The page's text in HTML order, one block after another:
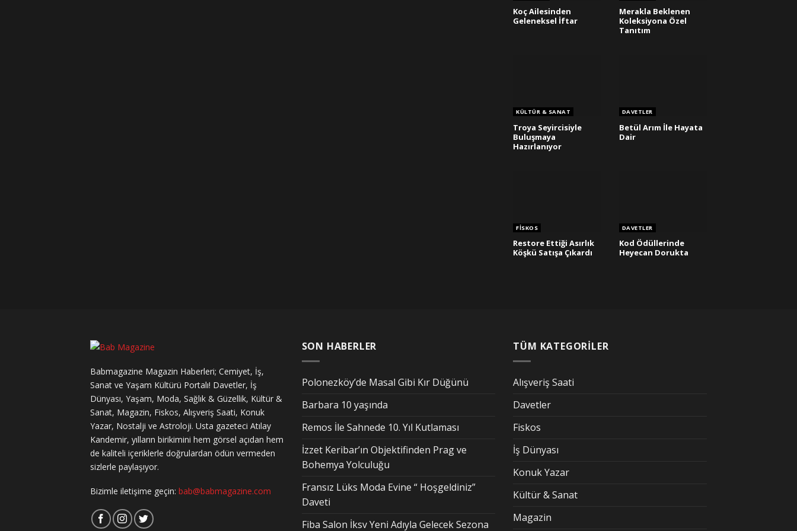
Koç Ailesinden
Geleneksel İftar
Merakla Beklenen
Koleksiyona Özel
Tanıtım
KÜLTÜR & SANAT
Troya Seyircisiyle
Buluşmaya
Hazırlanıyor
DAVETLER
Betül Arım İle Hayata
Dair
FISKOS
Restore Ettiği Asırlık
Köşkü Satışa Çıkardı
DAVETLER
Kod Ödüllerinde
Heyecan Dorukta
Babmagazine Magazin Haberleri; Cemiyet, İş,
Sanat ve Yaşam Kültürü Portalı! Davetler, İş
Dünyası, Yaşam, Moda, Sağlık & Güzellik, Kültür &
Sanat, Magazin, Fiskos, Alışveriş Saati, Konuk
Yazar, Nostalji ve Astroloji. Usta gazeteci Atılay
Kandemir, yılların birikimini hem görsel açıdan hem
de kaliteli içeriklerle doğrulardan ödün vermeden
sizlerle paylaşıyor.
Bizimle iletişime geçin: bab@babmagazine.com
SON HABERLER
Polonezköy’de Masal Gibi Kır Düğünü
Barbara 10 yaşında
Remos İle Sahnede 10. Yıl Kutlaması
İzzet Keribar’ın Objektifinden Prag ve
Bohemya Yolculuğu
Fransız Lüks Moda Evine “ Hoşgeldiniz”
Daveti
Fiba Salon İksv Yeni Adıyla Gelecek Sezona
TÜM KATEGORİLER
Alışveriş Saati
Davetler
Fiskos
İş Dünyası
Konuk Yazar
Kültür & Sanat
Magazin